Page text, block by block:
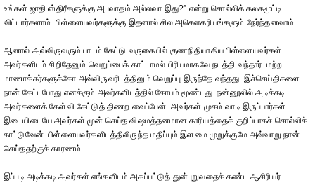
உங்கள் ஜாதி ஸ்திரீகளுக்கு அபவாதம் அல்லவா இது?” என்று சொல்லிக் கலகமூட்டி
விட்டார்களாம். பிள்ளையவர்களுக்கு இதனால் சில அசௌகரியங்களும் நேர்ந்தனவாம்.
ஆனால் அவ்விருவரும் பாடம் கேட்டு வருகையில் குணநிதியாகிய பிள்ளையவர்கள்
அவர்களிடம் சிறிதேனும் வெறுப்பைக் காட்டாமல் பிரியமாகவே நடத்தி வந்தார். மற்ற
மாணாக்கர்களுக்கோ அவ்விருவரிடத்திலும் வெறுப்பு இருந்தே வந்தது. இச்செய்திகளை
நான் கேட்டபோது எனக்கும் அவர்களிடத்தில் கோபம் மூண்டது. நன்னூலில் அடிக்கடி
அவர்களைக் கேள்வி கேட்டுத் திணற வைப்பேன். அவர்கள் முகம் வாடி இருப்பார்கள்.
இடையிடையே அவர்கள் முன் செய்த விஷமத்தனமான காரியத்தைக் குறிப்பாகச் சொல்லிக்
காட்டுவேன். பிள்ளையவர்களிடத்திலிருந்த மதிப்பும் இளமை முறுக்குமே அவ்வாறு நான்
செய்ததற்குக் காரணம்.
இப்படி அடிக்கடி அவர்கள் எங்களிடம் அகப்பட்டுத் துன்புறுவதைக் கண்ட ஆசிரியர்